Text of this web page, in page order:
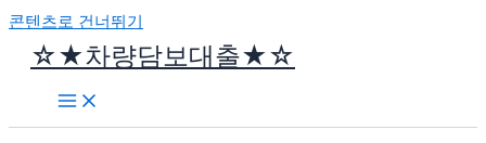
콘텐츠로 건너뛰기
☆★차량담보대출★☆